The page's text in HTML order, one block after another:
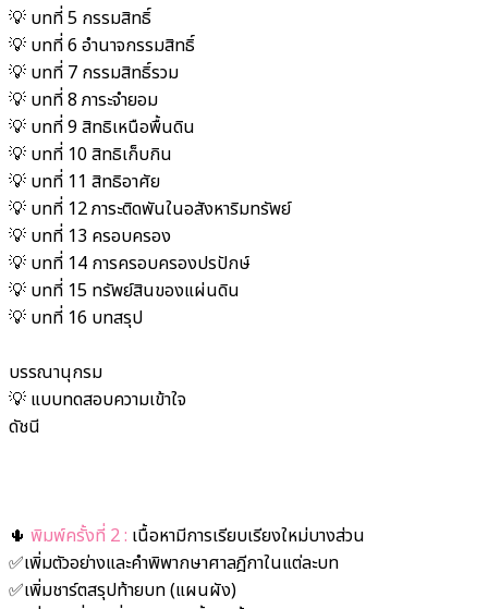
💡 บทที่ 5 กรรมสิทธิ์
💡 บทที่ 6 อำนาจกรรมสิทธิ์
💡 บทที่ 7 กรรมสิทธิ์รวม
💡 บทที่ 8 ภาระจำยอม
💡 บทที่ 9 สิทธิเหนือพื้นดิน
💡 บทที่ 10 สิทธิเก็บกิน
💡 บทที่ 11 สิทธิอาศัย
💡 บทที่ 12 ภาระติดพันในอสังหาริมทรัพย์
💡 บทที่ 13 ครอบครอง
💡 บทที่ 14 การครอบครองปรปักษ์
💡 บทที่ 15 ทรัพย์สินของแผ่นดิน
💡 บทที่ 16 บทสรุป
บรรณานุกรม
💡 แบบทดสอบความเข้าใจ
ดัชนี
🌵 พิมพ์ครั้งที่ 2 : เนื้อหามีการเรียบเรียงใหม่บางส่วน
✅เพิ่มตัวอย่างและคำพิพากษาศาลฎีกาในแต่ละบท
✅เพิ่มชาร์ตสรุปท้ายบท (แผนผัง)